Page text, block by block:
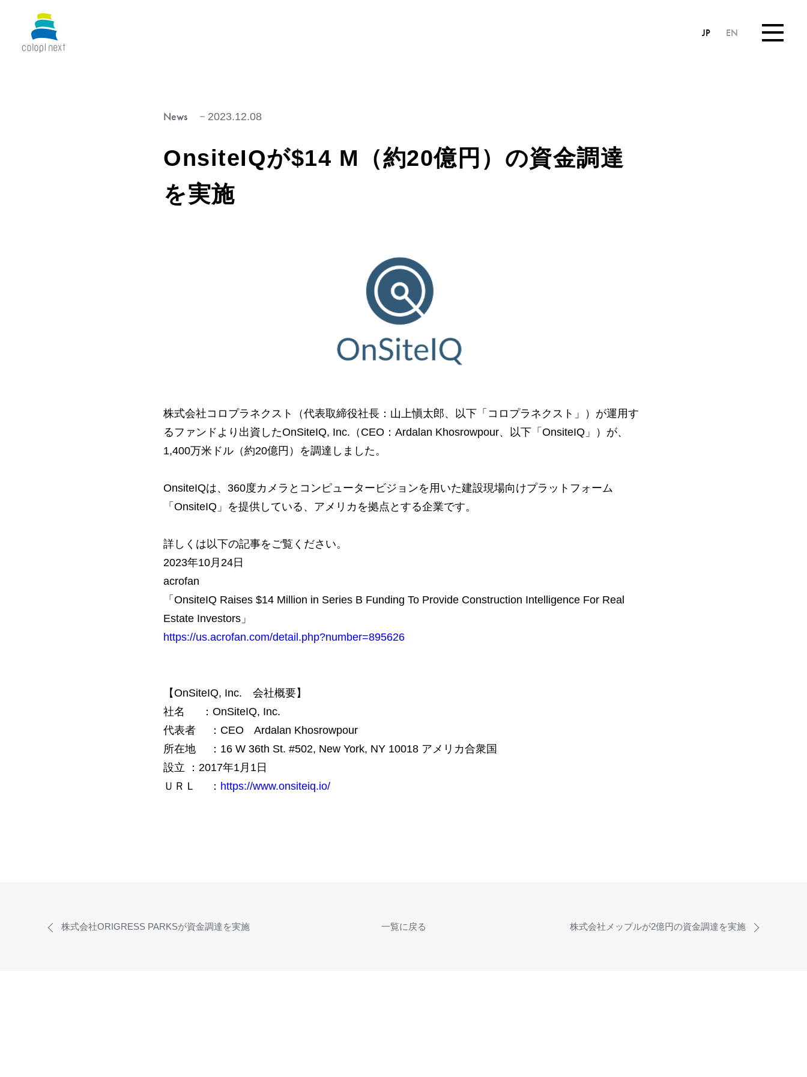
JP EN
News 2023.12.08
OnsiteIQが$14 M（約20億円）の資金調達
を実施
株式会社コロプラネクスト（代表取締役社長：山上愼太郎、以下「コロプラネクスト」）が運用す
るファンドより出資したOnSiteIQ, Inc.（CEO：Ardalan Khosrowpour、以下「OnsiteIQ」）が、
1,400万米ドル（約20億円）を調達しました。
OnsiteIQは、360度カメラとコンピュータービジョンを用いた建設現場向けプラットフォーム
「OnsiteIQ」を提供している、アメリカを拠点とする企業です。
詳しくは以下の記事をご覧ください。
2023年10月24日
acrofan
「OnsiteIQ Raises $14 Million in Series B Funding To Provide Construction Intelligence For Real
Estate Investors」
https://us.acrofan.com/detail.php?number=895626
【OnSiteIQ, Inc. 会社概要】
社名 ：OnSiteIQ, Inc.
代表者 ：CEO Ardalan Khosrowpour
所在地 ：16 W 36th St. #502, New York, NY 10018 アメリカ合衆国
設立 ：2017年1月1日
ＵＲＬ ： https://www.onsiteiq.io/
株式会社ORIGRESS PARKSが資金調達を実施 一覧に戻る 株式会社メップルが2億円の資金調達を実施